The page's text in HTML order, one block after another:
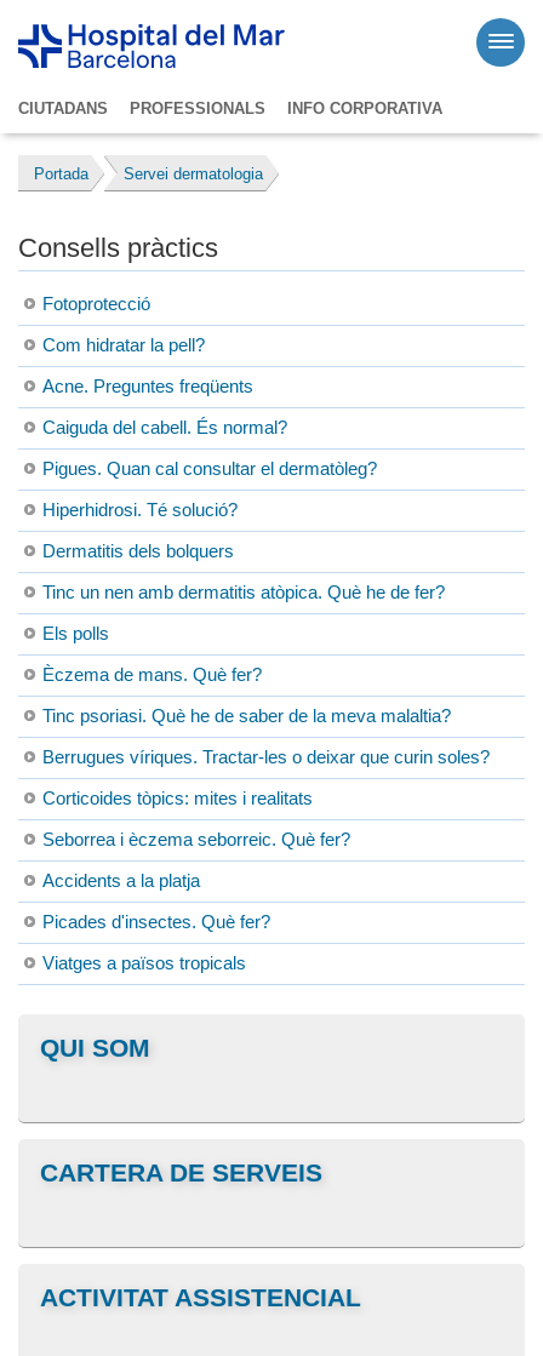
CIUTADANS PROFESSIONALS INFO CORPORATIVA
Portada Servei dermatologia
Consells pràctics
Fotoprotecció
Com hidratar la pell?
Acne. Preguntes freqüents
Caiguda del cabell. És normal?
Pigues. Quan cal consultar el dermatòleg?
Hiperhidrosi. Té solució?
Dermatitis dels bolquers
Tinc un nen amb dermatitis atòpica. Què he de fer?
Els polls
Èczema de mans. Què fer?
Tinc psoriasi. Què he de saber de la meva malaltia?
Berrugues víriques. Tractar-les o deixar que curin soles?
Corticoides tòpics: mites i realitats
Seborrea i èczema seborreic. Què fer?
Accidents a la platja
Picades d'insectes. Què fer?
Viatges a països tropicals
QUI SOM
CARTERA DE SERVEIS
ACTIVITAT ASSISTENCIAL